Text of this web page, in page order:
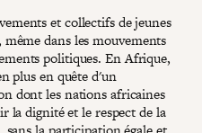
et collectifs de jeunes
dans les mouvements
politiques. En Afrique,
plus en quête d'un
dont les nations africaines
la dignité et le respect de la